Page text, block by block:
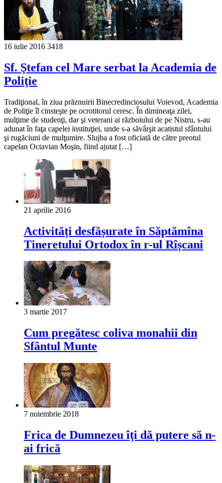
16 iulie 2016 3418
Sf. Ştefan cel Mare serbat la Academia de
Poliţie
Tradiţional, în ziua prăznuirii Binecredinciosului Voievod, Academia
de Poliţie îl cinsteşte pe ocrotitorul ceresc. În dimineaţa zilei,
mulţime de studenţi, dar şi veterani ai războiului de pe Nistru, s-au
adunat în faţa capelei instituţiei, unde s-a săvârşit acatistul sfântului
şi rugăciuni de mulţumire. Slujba a fost oficiată de către preotul
capelan Octavian Moşin, fiind ajutat […]
21 aprilie 2016
Activități desfășurate în Săptămîna
Tineretului Ortodox în r-ul Rîșcani
3 martie 2017
Cum pregătesc coliva monahii din
Sfântul Munte
7 noiembrie 2018
Frica de Dumnezeu îţi dă putere să n-
ai frică